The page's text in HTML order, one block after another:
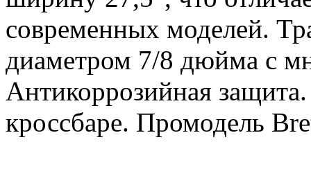
современных моделей.
диаметром 7/8 дюйма с
Антикоррозийная
кроссбаре. Промодель